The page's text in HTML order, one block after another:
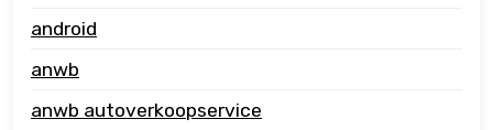
android
anwb
anwb autoverkoopservice